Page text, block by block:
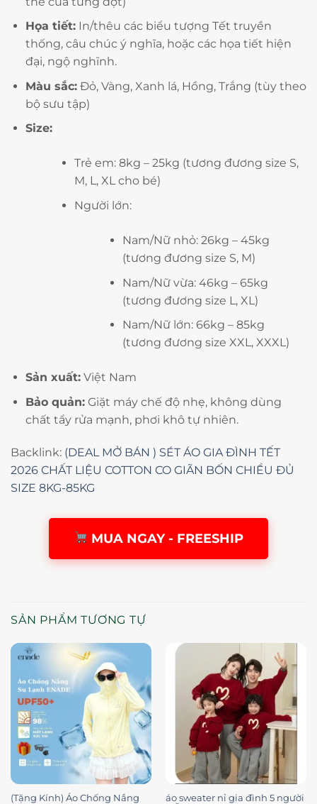
Họa tiết:In/thêu các biểu tượng Tết truyền
thống, câu chúc ý nghĩa, hoặc các họa tiết hiện
đại, ngộ nghĩnh.
Màu sắc:Đỏ, Vàng, Xanh lá, Hồng, Trắng (tùy theo
bộ sưu tập)
Size:
Trẻ em: 8kg – 25kg (tương đương size S,
M, L, XL cho bé)
Người lớn:
Nam/Nữ nhỏ: 26kg – 45kg
(tương đương size S, M)
Nam/Nữ vừa: 46kg – 65kg
(tương đương size L, XL)
Nam/Nữ lớn: 66kg – 85kg
(tương đương size XXL, XXXL)
Sản xuất:Việt Nam
Bảo quản:Giặt máy chế độ nhẹ, không dùng
chất tẩy rửa mạnh, phơi khô tự nhiên.
Backlink: (DEAL MỞ BÁN ) SÉT ÁO GIA ĐÌNH TẾT
2026 CHẤT LIỆU COTTON CO GIÃN BỐN CHIỀU ĐỦ
SIZE 8KG-85KG
MUA NGAY - FREESHIP
SẢN PHẨM TƯƠNG TỰ
(Tặng Kính) Áo Chống Nắng
áo sweater nỉ gia đình 5 người